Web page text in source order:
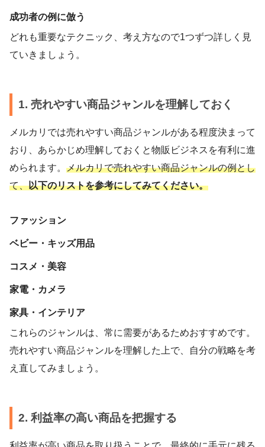
成功者の例に倣う
どれも重要なテクニック、考え方なので1つずつ詳しく見
ていきましょう。
1. 売れやすい商品ジャンルを理解しておく
メルカリでは売れやすい商品ジャンルがある程度決まって
おり、あらかじめ理解しておくと物販ビジネスを有利に進
められます。 メルカリで売れやすい商品ジャンルの例とし
て、以下のリストを参考にしてみてください。
ファッション
ベビー・キッズ用品
コスメ・美容
家電・カメラ
家具・インテリア
これらのジャンルは、常に需要があるためおすすめです。
売れやすい商品ジャンルを理解した上で、自分の戦略を考
え直してみましょう。
2. 利益率の高い商品を把握する